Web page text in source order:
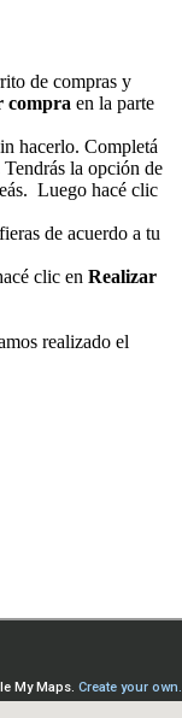
de compras y
compra en la parte
hacerlo. Completá
Tendrás la opción de
Luego hacé clic
de acuerdo a tu
clic en Realizar
realizado el